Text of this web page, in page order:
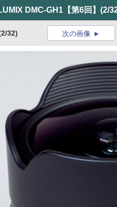
DMC-GH1【第6回】 (2/
32) 次の画像